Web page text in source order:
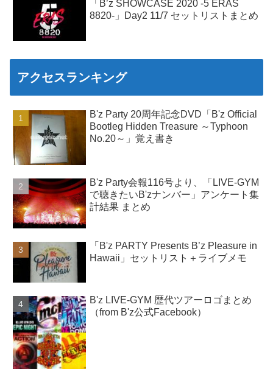
「B’z SHOWCASE 2020 -5 ERAS
8820-」Day2 11/7 セットリストまとめ
アクセスランキング
B'z Party 20周年記念DVD「B'z Official
Bootleg Hidden Treasure ～Typhoon
No.20～」覚え書き
B'z Party会報116号より、「LIVE-GYM
で聴きたいB'zナンバー」アンケート集
計結果 まとめ
「B'z PARTY Presents B’z Pleasure in
Hawaii」セットリスト＋ライブメモ
B'z LIVE-GYM 歴代ツアーロゴまとめ
（from B'z公式Facebook）